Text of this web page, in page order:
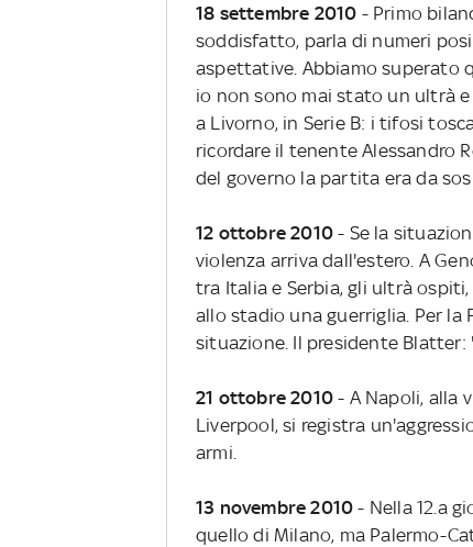
18 settembre 2010 - Primo
soddisfatto, parla di numeri
aspettative. Abbiamo superato
io non sono mai stato un ultrà
a Livorno, in Serie B: i tifosi
ricordare il tenente Alessandro
del governo la partita era da
12 ottobre 2010- Se la
violenza arriva dall'estero. A
tra Italia e Serbia, gli ultrà
allo stadio una guerriglia. Per la
situazione. Il presidente Blatter:
21 ottobre 2010 - A Napoli, alla
Liverpool, si registra
armi.
13 novembre 2010 - Nella 12.a
quello di Milano, ma Palermo-